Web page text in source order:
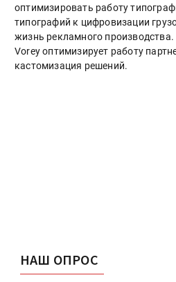
оптимизировать работу
типографий к цифровизации
жизнь рекламного производства.
Vorey оптимизирует работу
кастомизация решений.
НАШ ОПРОС